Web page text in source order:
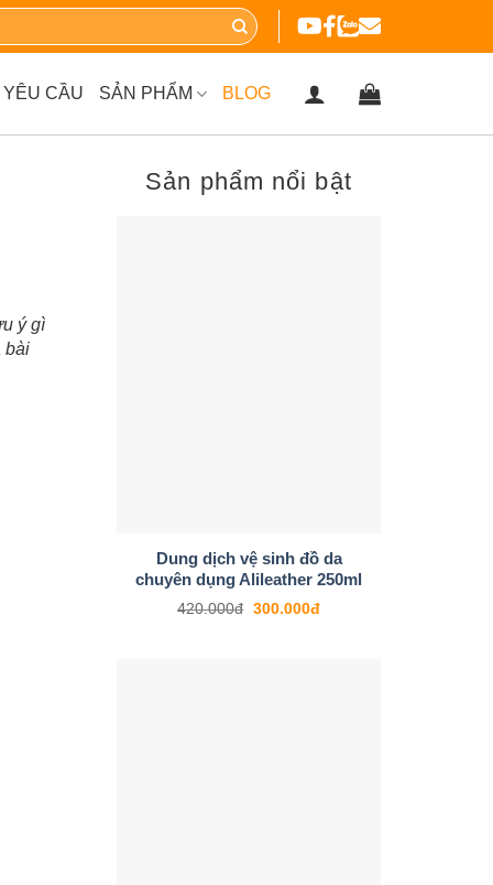
CẦU SẢN PHẨM BLOG
ý gì
bài
Sản phẩm nổi bật
Dung dịch vệ sinh đồ da
chuyên dụng Alileather 250ml
420.000đ 300.000đ